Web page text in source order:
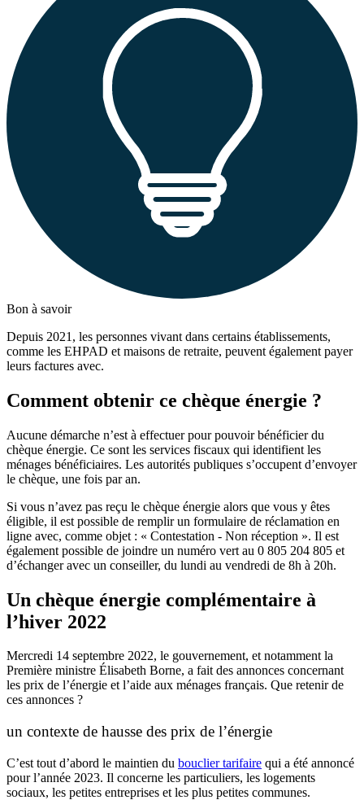
Bon à savoir
Depuis 2021, les personnes vivant dans certains établissements,
comme les EHPAD et maisons de retraite, peuvent également payer
leurs factures avec.
Comment obtenir ce chèque énergie ?
Aucune démarche n’est à effectuer pour pouvoir bénéficier du
chèque énergie. Ce sont les services fiscaux qui identifient les
ménages bénéficiaires. Les autorités publiques s’occupent d’envoyer
le chèque, une fois par an.
Si vous n’avez pas reçu le chèque énergie alors que vous y êtes
éligible, il est possible de remplir un formulaire de réclamation en
ligne avec, comme objet : « Contestation - Non réception ». Il est
également possible de joindre un numéro vert au 0 805 204 805 et
d’échanger avec un conseiller, du lundi au vendredi de 8h à 20h.
Un chèque énergie complémentaire à
l’hiver 2022
Mercredi 14 septembre 2022, le gouvernement, et notamment la
Première ministre Élisabeth Borne, a fait des annonces concernant
les prix de l’énergie et l’aide aux ménages français. Que retenir de
ces annonces ?
un contexte de hausse des prix de l’énergie
C’est tout d’abord le maintien du bouclier tarifaire qui a été annoncé
pour l’année 2023. Il concerne les particuliers, les logements
sociaux, les petites entreprises et les plus petites communes.